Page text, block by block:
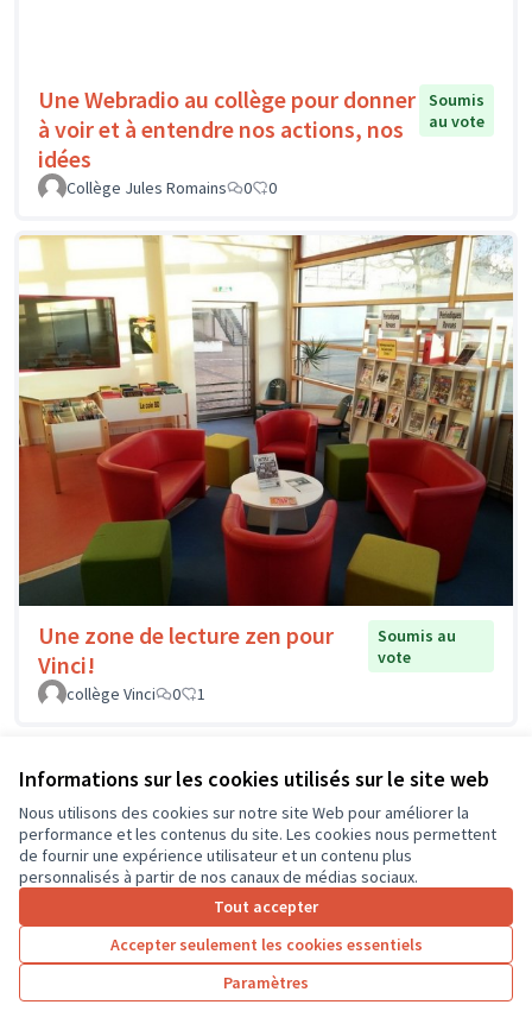
Informations sur les cookies utilisés sur le site web
Nous utilisons des cookies sur notre site Web pour améliorer la
performance et les contenus du site. Les cookies nous permettent
de fournir une expérience utilisateur et un contenu plus
personnalisés à partir de nos canaux de médias sociaux.
Tout accepter
Accepter seulement les cookies essentiels
Paramètres
Une Webradio au collège pour donner
à voir et à entendre nos actions, nos
idées
Soumis
au vote
Collège Jules Romains 0 0
Une zone de lecture zen pour
Vinci!
Soumis au
vote
collège Vinci
0 1